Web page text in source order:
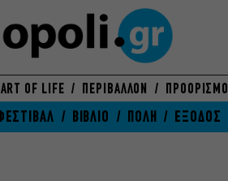
OF LIFE ΠΕΡΙΒΑΛΛΟΝ ΠΡΟΟΡΙΣΜΟΙ
ΒΙΒΛΙΟ ΠΟΛΗ ΕΞΟΔΟΣ